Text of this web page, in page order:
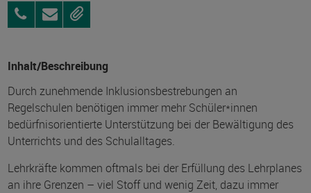
0151
55023143
AnfragenMerken
Inhalt/Beschreibung
Durch zunehmende Inklusionsbestrebungen an
Regelschulen benötigen immer mehr Schüler*innen
bedürfnisorientierte Unterstützung bei der Bewältigung des
Unterrichts und des Schulalltages.
Lehrkräfte kommen oftmals bei der Erfüllung des Lehrplanes
an ihre Grenzen – viel Stoff und wenig Zeit, dazu immer